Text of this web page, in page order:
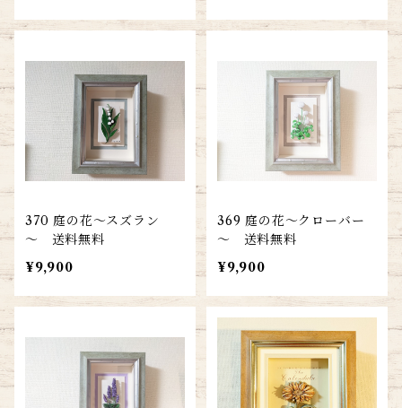
370 庭の花～スズラン
～ 送料無料
¥9,900
369 庭の花～クローバー
～ 送料無料
¥9,900